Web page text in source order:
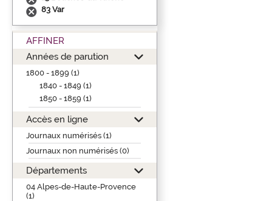
83 Var
AFFINER
Années de parution
1800 - 1899 (1)
1840 - 1849 (1)
1850 - 1859 (1)
Accès en ligne
Journaux numérisés (1)
Journaux non numérisés (0)
Départements
04 Alpes-de-Haute-Provence
(1)